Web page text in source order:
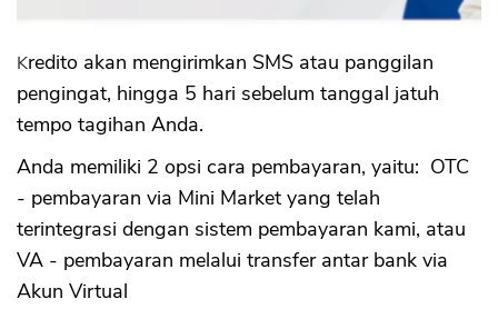
Kredito akan mengirimkan SMS atau panggilan
pengingat, hingga 5 hari sebelum tanggal jatuh
tempo tagihan Anda.
Anda memiliki 2 opsi cara pembayaran, yaitu: OTC
- pembayaran via Mini Market yang telah
terintegrasi dengan sistem pembayaran kami, atau
VA - pembayaran melalui transfer antar bank via
Akun Virtual